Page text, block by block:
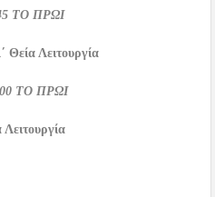
ΤΟ ΠΡΩΙ
Θεία Λειτουργία
ΤΟ ΠΡΩΙ